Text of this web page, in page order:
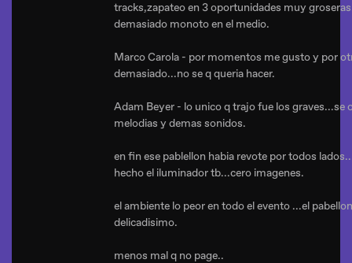
tracks,zapateo en 3 oportunidades muy
demasiado monoto en el medio.
Marco Carola - por momentos me gusto y por
demasiado...no se q queria hacer.
Adam Beyer - lo unico q trajo fue los graves...se
melodias y demas sonidos.
en fin ese pablellon habia revote por todos
hecho el iluminador tb...cero imagenes.
el ambiente lo peor en todo el evento ...el
delicadisimo.
menos mal q no page..